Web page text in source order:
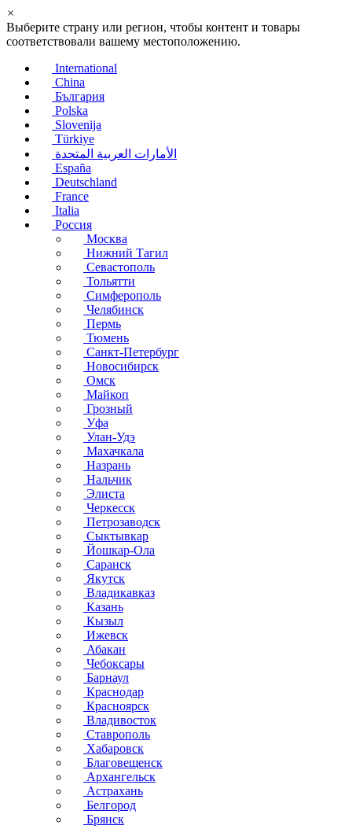
×
Выберите страну или регион, чтобы контент и товары
соответствовали вашему местоположению.
International
China
България
Polska
Slovenija
Türkiye
الأمارات العربية المتحدة
España
Deutschland
France
Italia
Россия
Москва
Нижний Тагил
Севастополь
Тольятти
Симферополь
Челябинск
Пермь
Тюмень
Санкт-Петербург
Новосибирск
Омск
Майкоп
Грозный
Уфа
Улан-Удэ
Махачкала
Назрань
Нальчик
Элиста
Черкесск
Петрозаводск
Сыктывкар
Йошкар-Ола
Саранск
Якутск
Владикавказ
Казань
Кызыл
Ижевск
Абакан
Чебоксары
Барнаул
Краснодар
Красноярск
Владивосток
Ставрополь
Хабаровск
Благовещенск
Архангельск
Астрахань
Белгород
Брянск